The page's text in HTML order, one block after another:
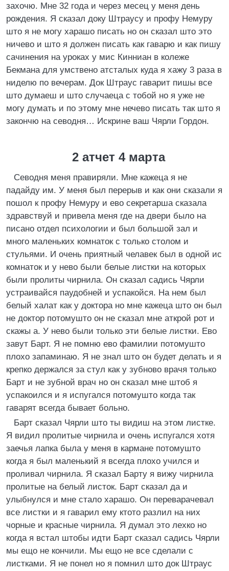
захочю. Мне 32 года и через месец у меня день
рождения. Я сказал доку Штраусу и профу Немуру
што я не могу харашо писать но он сказал што это
ничево и што я должен писать как гаварю и как пишу
сачинения на уроках у мис Кинниан в колеже
Бекмана для умствено атсталых куда я хажу 3 раза в
ниделю по вечерам. Док Штраус гаварит пишы все
што думаеш и што случаеца с тобой но я уже не
могу думать и по этому мне нечево писать так што я
закончю на севодня… Искрине ваш Чярли Гордон.
2 атчет 4 марта
Севодня меня правиряли. Мне кажеца я не
падайду им. У меня был перерыв и как они сказали я
пошол к профу Немуру и ево секретарша сказала
здравствуй и привела меня где на двери было на
писано отдел психологии и был большой зал и
много маленьких комнаток с только столом и
стульями. И очень приятный челавек был в одной ис
комнаток и у нево были белые листки на которых
были пролиты чирнила. Он сказал садись Чярли
устраивайся паудобней и успакойся. На нем был
белый халат как у доктора но мне кажеца што он был
не доктор потомушто он не сказал мне аткрой рот и
скажы а. У нево были только эти белые листки. Ево
завут Барт. Я не помню ево фамилии потомушто
плохо запаминаю. Я не знал што он будет делать и я
крепко держался за стул как у зубново врачя только
Барт и не зубной врач но он сказал мне штоб я
успакоился и я испугался потомушто когда так
гаварят всегда бывает больно.
Барт сказал Чярли што ты видиш на этом листке.
Я видил пролитые чирнила и очень испугался хотя
заечья лапка была у меня в кармане потомушто
когда я был маленький я всегда плохо учился и
проливал чирнила. Я сказал Барту я вижу чирнила
пролитые на белый листок. Барт сказал да и
улыбнулся и мне стало харашо. Он переварачевал
все листки и я гаварил ему ктото разлил на них
чорные и красные чирнила. Я думал это лехко но
когда я встал штобы идти Барт сказал садись Чярли
мы ещо не кончили. Мы ещо не все сделали с
листками. Я не понел но я помнил што док Штраус